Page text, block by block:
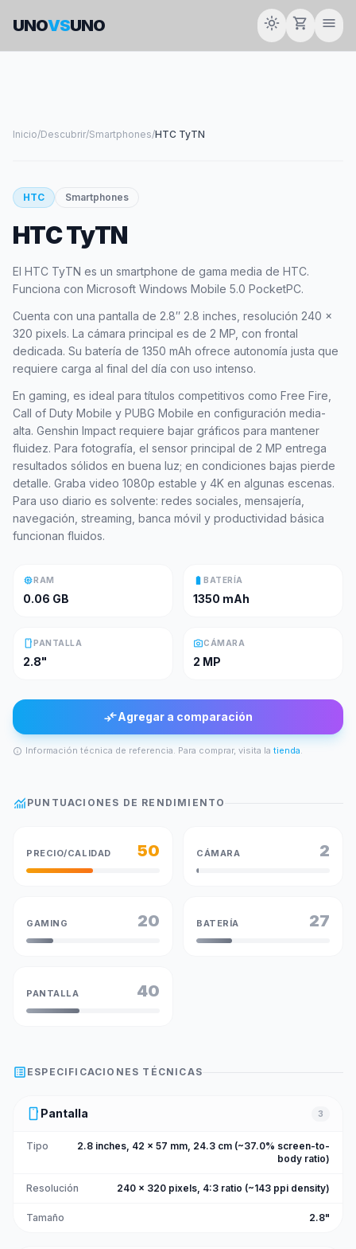
UNOVSUNO light_mode shopping_cart menu
Inicio/Descubrir/Smartphones/HTC TyTN
smartphone
HTC
HTC Smartphones
HTC TyTN
El HTC TyTN es un smartphone de gama media de HTC.
Funciona con Microsoft Windows Mobile 5.0 PocketPC.
Cuenta con una pantalla de 2.8″ 2.8 inches, resolución 240 x
320 pixels. La cámara principal es de 2 MP, con frontal
dedicada. Su batería de 1350 mAh ofrece autonomía justa que
requiere carga al final del día con uso intenso.
En gaming, es ideal para títulos competitivos como Free Fire,
Call of Duty Mobile y PUBG Mobile en configuración media-
alta. Genshin Impact requiere bajar gráficos para mantener
fluidez. Para fotografía, el sensor principal de 2 MP entrega
resultados sólidos en buena luz; en condiciones bajas pierde
detalle. Graba video 1080p estable y 4K en algunas escenas.
Para uso diario es solvente: redes sociales, mensajería,
navegación, streaming, banca móvil y productividad básica
funcionan fluidos.
memoryRAM
0.06 GB
battery_full BATERÍA
1350 mAh
smartphonePANTALLA
2.8"
photo_cameraCÁMARA
2 MP
compare_arrowsAgregar a comparación
info Información técnica de referencia. Para comprar, visita la tienda.
monitoring PUNTUACIONES DE RENDIMIENTO
PRECIO/CALIDAD 50 CÁMARA 2
GAMING 20 BATERÍA 27
PANTALLA 40
list_alt ESPECIFICACIONES TÉCNICAS
smartphone Pantalla 3
Tipo
2.8 inches, 42 x 57 mm, 24.3 cm (~37.0% screen-to-
body ratio)
Resolución 240 x 320 pixels, 4:3 ratio (~143 ppi density)
Tamaño 2.8"